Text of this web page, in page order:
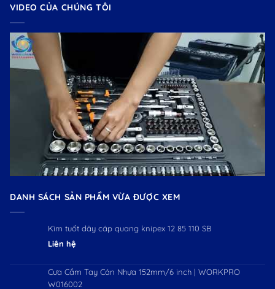
VIDEO CỦA CHÚNG TÔI
DANH SÁCH SẢN PHẨM VỪA ĐƯỢC XEM
Kìm tuốt dây cáp quang knipex 12 85 110 SB
Liên hệ
Cưa Cầm Tay Cán Nhựa 152mm/6 inch | WORKPRO
W016002